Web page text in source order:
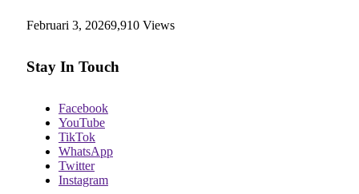
Februari 3, 20269,910 Views
Stay In Touch
Facebook
YouTube
TikTok
WhatsApp
Twitter
Instagram